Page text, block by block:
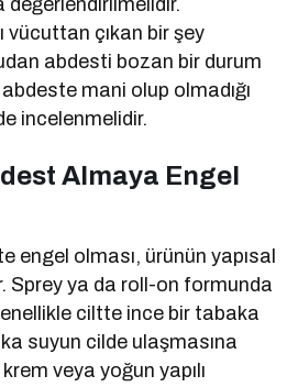
değerlendirilmelidir.
vücuttan çıkan bir şey
abdesti bozan bir durum
mani olup olmadığı
incelenmelidir.
Almaya Engel
engel olması, ürünün yapısal
Sprey ya da roll-on formunda
ciltte ince bir tabaka
suyun cilde ulaşmasına
veya yoğun yapılı